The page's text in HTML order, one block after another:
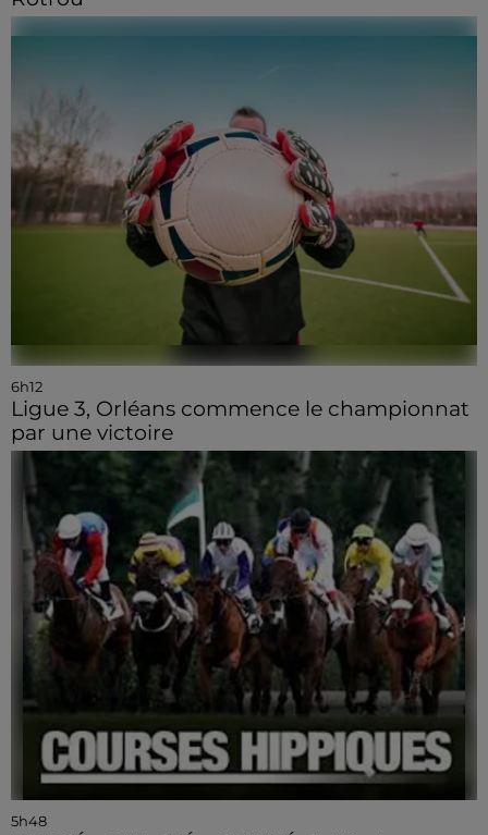
6h12
Ligue 3, Orléans commence le championnat
par une victoire
5h48